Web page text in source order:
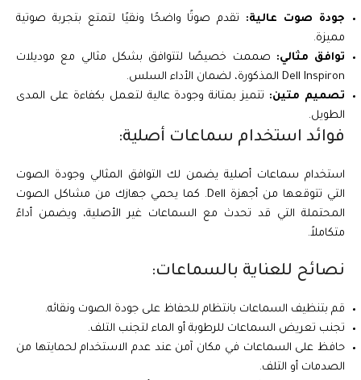
جودة صوت عالية: تقدم صوتًا واضحًا ونقيًا لتمتع بتجربة صوتية
مميزة.
توافق مثالي: صممت خصيصًا لتتوافق بشكل مثالي مع موديلات
Dell Inspiron المذكورة، لضمان الأداء السلس.
تصميم متين: تتميز بمتانة وجودة عالية لتعمل بكفاءة على المدى
الطويل.
فوائد استخدام سماعات أصلية:
استخدام سماعات أصلية يضمن لك التوافق المثالي وجودة الصوت
التي تتوقعها من أجهزة Dell. كما يحمي جهازك من مشاكل الصوت
المحتملة التي قد تحدث مع السماعات غير الأصلية، ويضمن أداءً
متكاملاً.
نصائح للعناية بالسماعات:
قم بتنظيف السماعات بانتظام للحفاظ على جودة الصوت ونقائه.
تجنب تعريض السماعات للرطوبة أو الماء لتجنب التلف.
حافظ على السماعات في مكان آمن عند عدم الاستخدام لحمايتها من
الصدمات أو التلف.